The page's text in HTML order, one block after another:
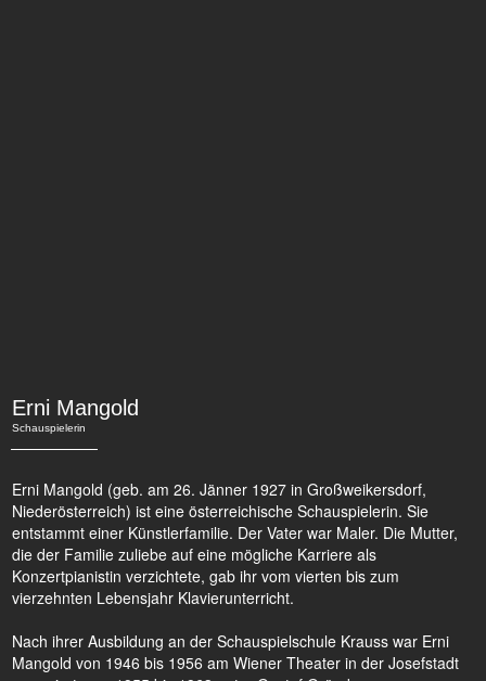
Erni Mangold
Schauspielerin
Erni Mangold (geb. am 26. Jänner 1927 in Großweikersdorf,
Niederösterreich) ist eine österreichische Schauspielerin. Sie
entstammt einer Künstlerfamilie. Der Vater war Maler. Die Mutter,
die der Familie zuliebe auf eine mögliche Karriere als
Konzertpianistin verzichtete, gab ihr vom vierten bis zum
vierzehnten Lebensjahr Klavierunterricht.
Nach ihrer Ausbildung an der Schauspielschule Krauss war Erni
Mangold von 1946 bis 1956 am Wiener Theater in der Josefstadt